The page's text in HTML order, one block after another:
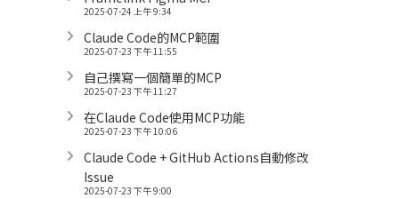
2025-07-24 上午 9:34
Claude Code的MCP範圍
2025-07-23 下午 11:55
自己撰寫一個簡單的MCP
2025-07-23 下午 11:27
在Claude Code使用MCP功能
2025-07-23 下午 10:06
Claude Code + GitHub Actions自動修改
Issue
2025-07-23 下午 9:00